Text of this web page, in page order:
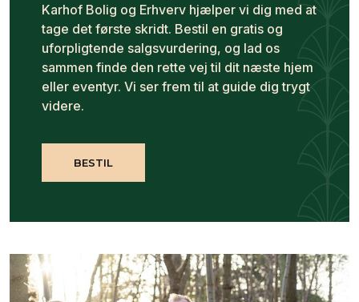
Karhof Bolig og Erhverv hjælper vi dig med at
tage det første skridt. Bestil en gratis og
uforpligtende salgsvurdering, og lad os
sammen finde den rette vej til dit næste hjem
eller eventyr. Vi ser frem til at guide dig trygt
videre.
BESTIL